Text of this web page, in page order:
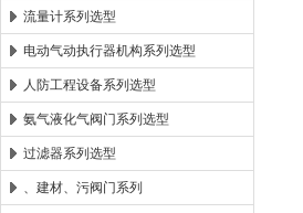
流量计系列选型
电动气动执行器机构系列选型
人防工程设备系列选型
氨气液化气阀门系列选型
过滤器系列选型
、建材、污阀门系列